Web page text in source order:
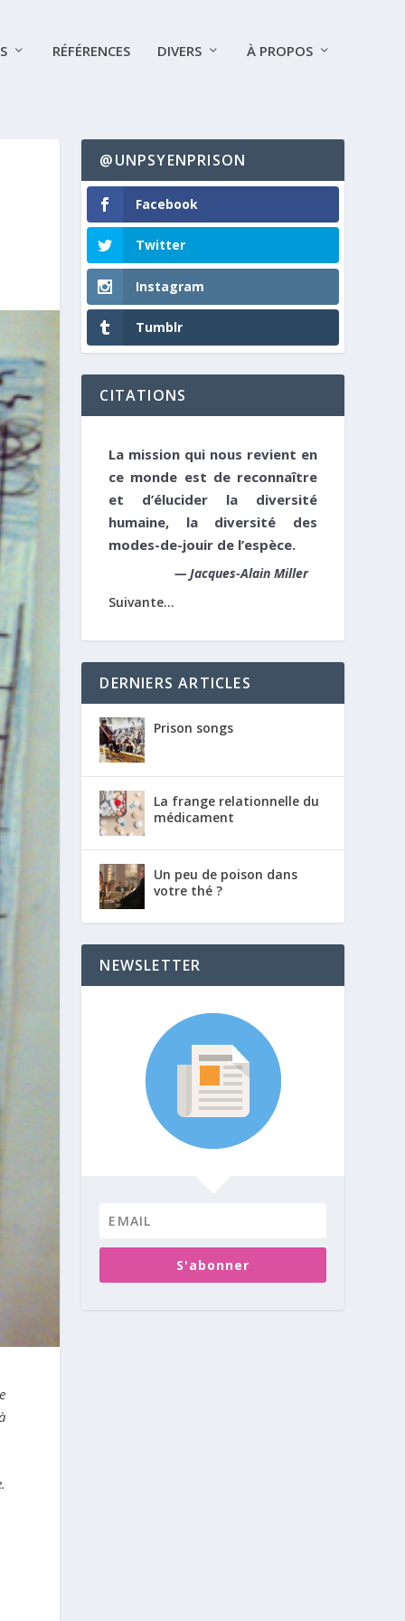
RÉFÉRENCES DIVERS À PROPOS
@UNPSYENPRISON
Facebook
Twitter
Instagram
Tumblr
CITATIONS
La mission qui nous revient en
ce monde est de reconnaître
et d’élucider la diversité
humaine, la diversité des
modes-de-jouir de l’espèce.
— Jacques-Alain Miller
Suivante...
DERNIERS ARTICLES
Prison songs
La frange relationnelle du
médicament
Un peu de poison dans
votre thé ?
NEWSLETTER
S'abonner